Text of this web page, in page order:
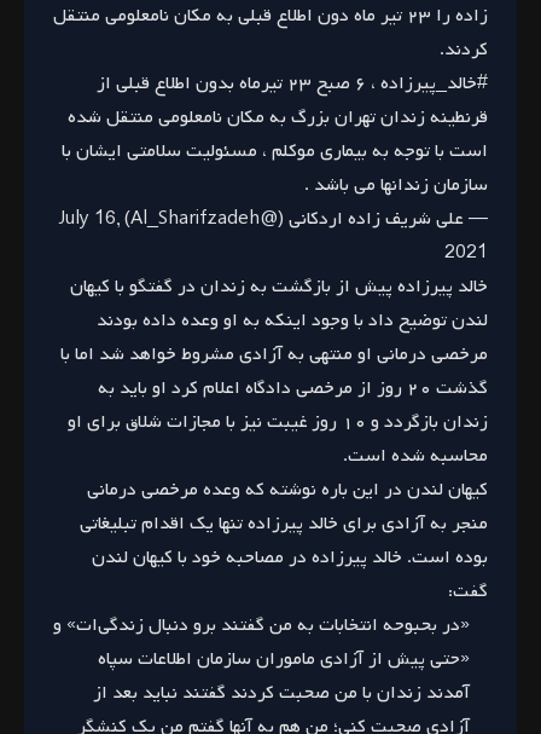
زاده را ۲۳ تیر ماه دون اطلاع قبلی به مکان نامعلومی منتقل
کردند.
#خالد_پیرزاده
، ۶ صبح ۲۳ تیرماه بدون اطلاع قبلی از
قرنطینه زندان تهران بزرگ به مکان نامعلومی منتقل شده
است با توجه به بیماری موکلم ، مسئولیت سلامتی ایشان با
سازمان زندانها می باشد .
— علی شریف زاده اردکانی (@Al_Sharifzadeh)
July 16,
2021
خالد پیرزاده پیش از بازگشت به زندان در گفتگو با کیهان
لندن توضیح داد با وجود اینکه به او وعده داده بودند
مرخصی درمانی او منتهی به آزادی مشروط خواهد شد اما با
گذشت ۲۰ روز از مرخصی دادگاه اعلام کرد او باید به
زندان بازگردد و ۱۰ روز غیبت نیز با مجازات شلاق برای او
محاسبه شده است.
کیهان لندن در این باره نوشته که وعده مرخصی درمانی
منجر به آزادی برای خالد پیرزاده تنها یک اقدام تبلیغاتی
بوده است. خالد پیرزاده در مصاحبه خود با کیهان لندن
گفت:
«در بحبوحه انتخابات به من گفتند برو دنبال زندگی‌ات» و
«حتی پیش از آزادی ماموران سازمان اطلاعات سپاه
آمدند زندان با من صحبت کردند گفتند نباید بعد از
آزادی صحبت کنی؛ من هم به آنها گفتم من یک کنشگر